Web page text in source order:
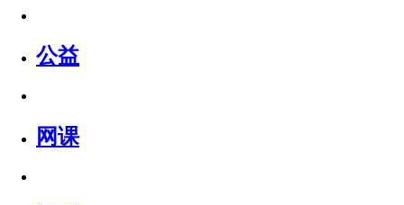
公益
网课